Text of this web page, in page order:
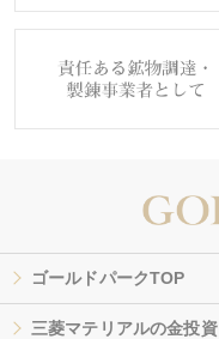
ゴールドパークTOP
三菱マテリアルの金投資